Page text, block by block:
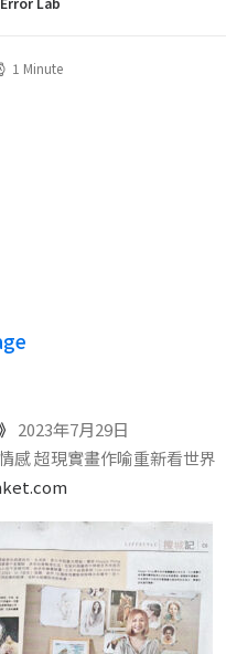
1 Minute
2023年7月29日
感 超現實畫作喻重新看世界